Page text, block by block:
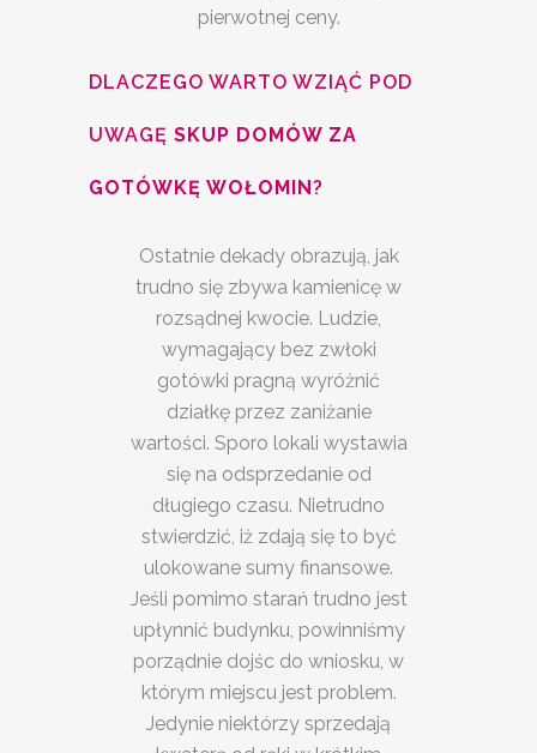
pierwotnej ceny.
DLACZEGO WARTO WZIĄĆ POD
UWAGĘ SKUP DOMÓW ZA
GOTÓWKĘ WOŁOMIN ?
Ostatnie dekady obrazują, jak
trudno się zbywa kamienicę w
rozsądnej kwocie. Ludzie,
wymagający bez zwłoki
gotówki pragną wyróżnić
działkę przez zaniżanie
wartości. Sporo lokali wystawia
się na odsprzedanie od
długiego czasu. Nietrudno
stwierdzić, iż zdają się to być
ulokowane sumy finansowe.
Jeśli pomimo starań trudno jest
upłynnić budynku, powinniśmy
porządnie dojśc do wniosku, w
którym miejscu jest problem.
Jedynie niektórzy sprzedają